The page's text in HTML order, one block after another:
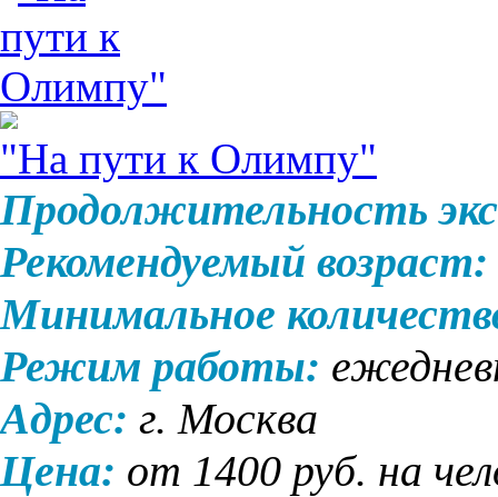
"На пути к Олимпу"
Продолжительность
Рекомендуемый возраст:
Минимальное
Режим работы:
Адрес: г. Москва
Цена: от 1400 руб. на